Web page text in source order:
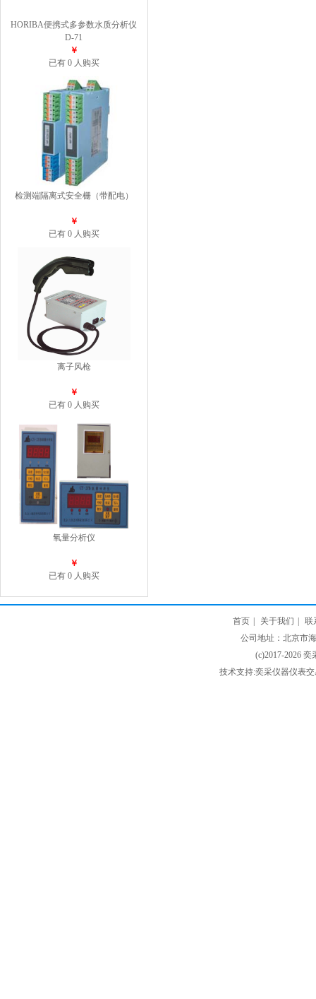
HORIBA便携式多参数水质分析仪
D-71
￥
已有 0 人购买
检测端隔离式安全栅（带配电）
￥
已有 0 人购买
离子风枪
￥
已有 0 人购买
氧量分析仪
￥
已有 0 人购买
首页 关于我们
联
公司地址：北京市
(c)2017-2026
技术支持:奕采仪器仪表